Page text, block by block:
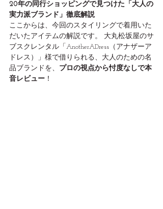
20年の同行ショッピングで見つけた「大人の
実力派ブランド」徹底解説
ここからは、今回のスタイリングで着用いた
だいたアイテムの解説です。 大丸松坂屋のサ
ブスクレンタル「AnotherADress（アナザーア
ドレス）」様で借りられる、大人のための名
品ブランドを、 プロの視点から忖度なしで本
音レビュー ！